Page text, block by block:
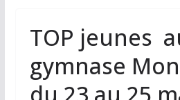
TOP jeunes
gymnase